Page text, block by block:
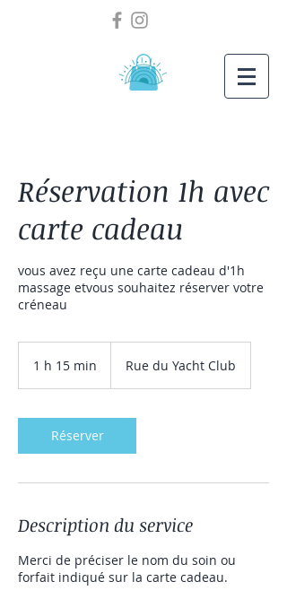
Réservation 1h avec
carte cadeau
vous avez reçu une carte cadeau d'1h
massage etvous souhaitez réserver votre
créneau
1 h 15 min
m
i
n
Rue du Yacht Club
Réserver
Description du service
Merci de préciser le nom du soin ou
forfait indiqué sur la carte cadeau.